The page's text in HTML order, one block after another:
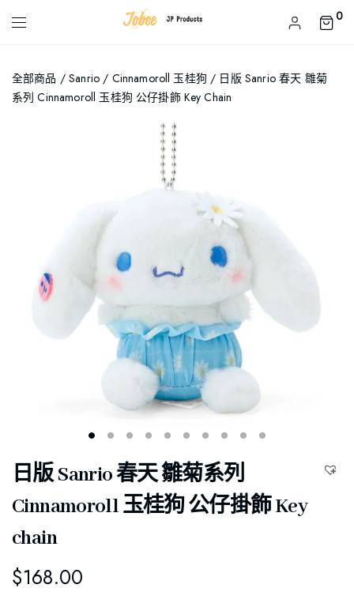
0
全部商品 /Sanrio / Cinnamoroll 玉桂狗 / 日版 Sanrio 春天 雛菊
系列 Cinnamoroll 玉桂狗 公仔掛飾 Key Chain
日版 Sanrio 春天 雛菊系列
Cinnamoroll 玉桂狗 公仔掛飾 Key
chain
$168.00